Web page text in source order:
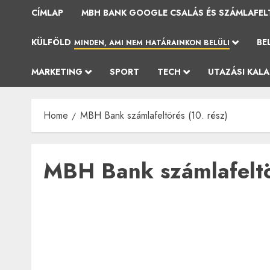
CÍMLAP MBH BANK GOOGLE CSALÁS ÉS
KÜLFÖLD MINDEN, AMI NEM HATÁRAINKON BELÜLI
MARKETING SPORT TECH UTAZÁSI
Home MBH Bank számlafeltörés (10. rész)
MBH Bank